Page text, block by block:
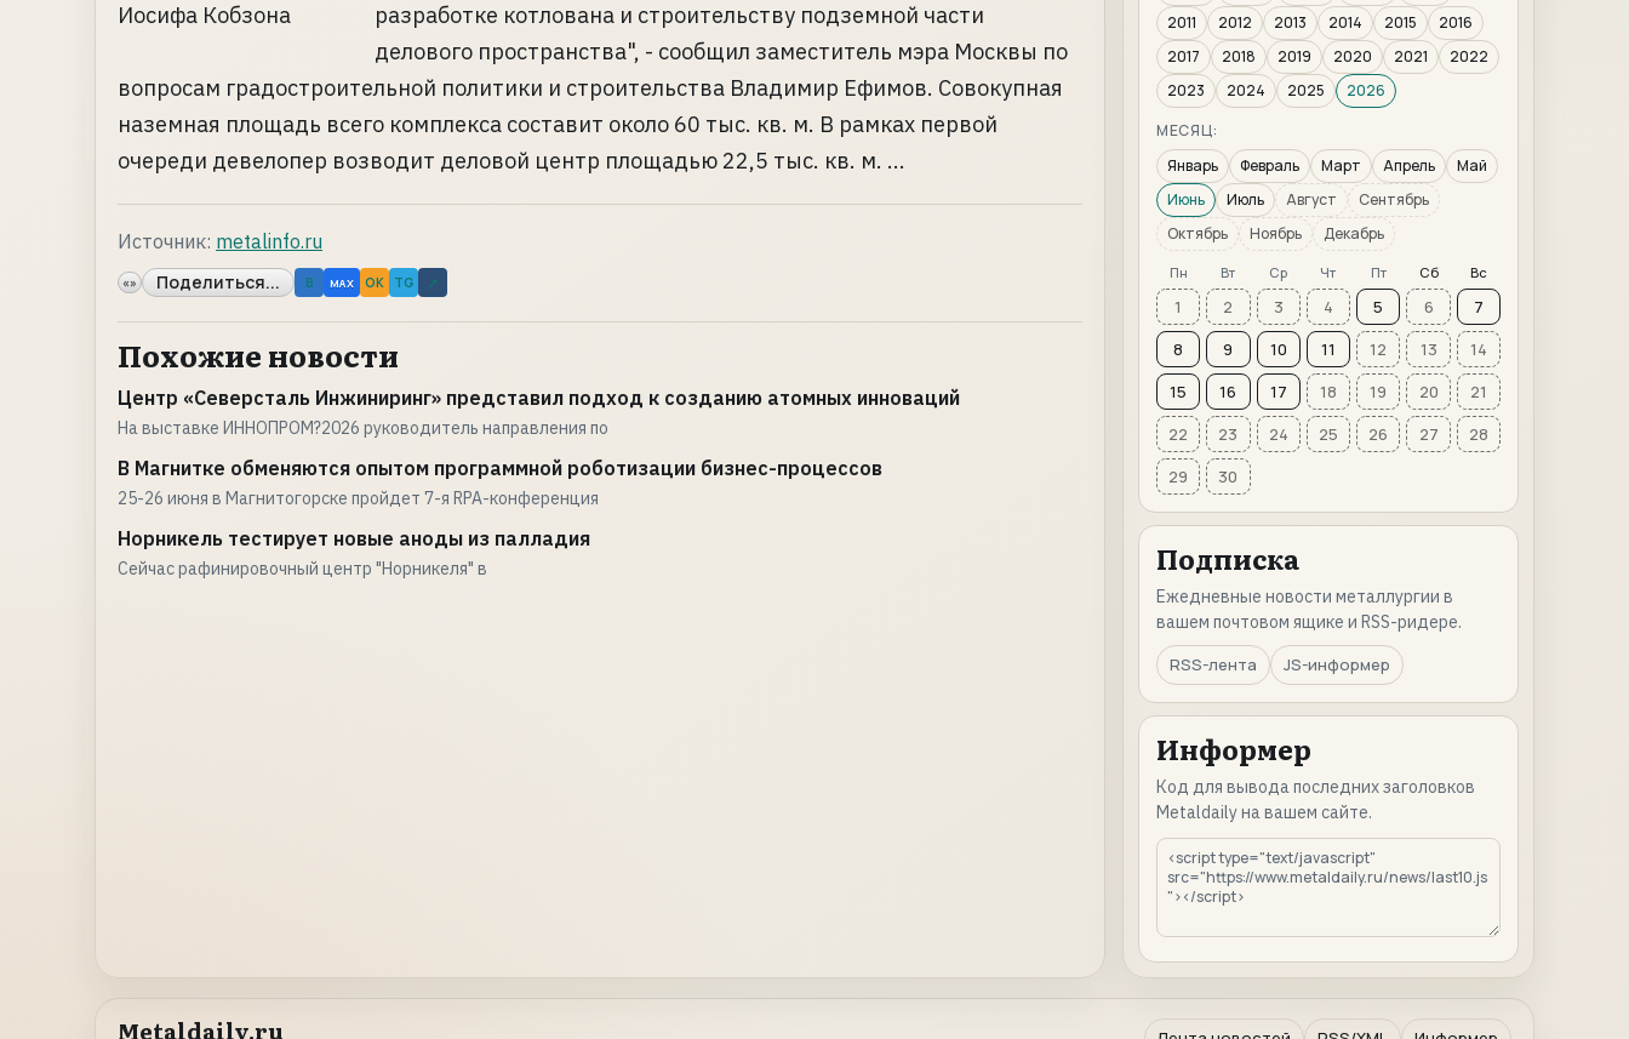
разработке котлована и строительству подземной части
делового пространства", - сообщил заместитель мэра Москвы по
вопросам градостроительной политики и строительства Владимир Ефимов. Совокупная
наземная площадь всего комплекса составит около 60 тыс. кв. м. В рамках первой
очереди девелопер возводит деловой центр площадью 22,5 тыс. кв. м. ...
Источник: metalinfo.ru
«» Поделиться... B MAX OK TG ↗
Похожие новости
Центр «Северсталь Инжиниринг» представил подход к созданию атомных инноваций
На выставке ИННОПРОМ?2026 руководитель направления по
В Магнитке обменяются опытом программной роботизации бизнес-процессов
25-26 июня в Магнитогорске пройдет 7-я RPA-конференция
Норникель тестирует новые аноды из палладия
Сейчас рафинировочный центр "Норникеля" в
2011
2012 2013 2014 2015
2016
2017
2018 2019 2020 2021
2022
2023
2024 2025
2026
МЕСЯЦ:
Январь
Февраль Март Апрель
Май
Июнь
Июль Август
Сентябрь
Октябрь
Ноябрь Декабрь
Пн Вт Ср Чт Пт Сб Вс
1 2 3 4 5 6
7
8
9 10 11 12 13
14
15
16 17 18 19 20
21
22
23 24 25 26 27
28
29
30
Подписка
Ежедневные новости металлургии в
вашем почтовом ящике и RSS-ридере.
RSS-лента
JS-информер
Информер
Код для вывода последних заголовков
Metaldaily на вашем сайте.
Metaldaily.ru